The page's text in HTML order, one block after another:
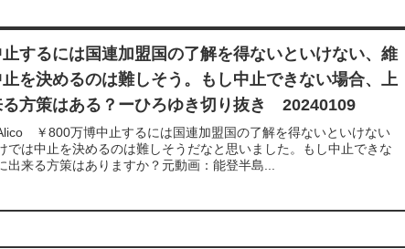
止するには国連加盟国の了解を得ないといけない、維
を決めるのは難しそう。もし中止できない場合、上
る方策はある？ーひろゆき切り抜き 20240109
￥800万博中止するには国連加盟国の了解を得ないといけない
では中止を決めるのは難しそうだなと思いました。もし中止できな
出来る方策はありますか？元動画：能登半島...